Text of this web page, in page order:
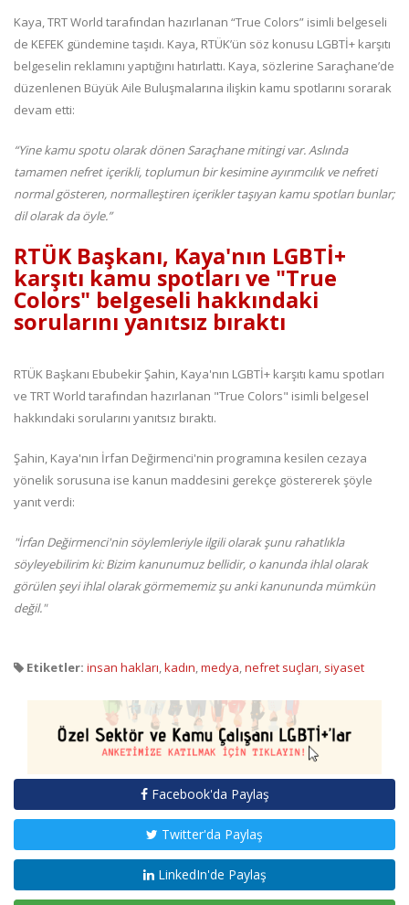
Kaya, TRT World tarafından hazırlanan “True Colors” isimli belgeseli
de KEFEK gündemine taşıdı. Kaya, RTÜK’ün söz konusu LGBTİ+ karşıtı
belgeselin reklamını yaptığını hatırlattı. Kaya, sözlerine Saraçhane’de
düzenlenen Büyük Aile Buluşmalarına ilişkin kamu spotlarını sorarak
devam etti:
“Yine kamu spotu olarak dönen Saraçhane mitingi var. Aslında
tamamen nefret içerikli, toplumun bir kesimine ayırımcılık ve nefreti
normal gösteren, normalleştiren içerikler taşıyan kamu spotları bunlar;
dil olarak da öyle.”
RTÜK Başkanı, Kaya'nın LGBTİ+
karşıtı kamu spotları ve "True
Colors" belgeseli hakkındaki
sorularını yanıtsız bıraktı
RTÜK Başkanı Ebubekir Şahin, Kaya'nın LGBTİ+ karşıtı kamu spotları
ve TRT World tarafından hazırlanan "True Colors" isimli belgesel
hakkındaki sorularını yanıtsız bıraktı.
Şahin, Kaya'nın İrfan Değirmenci'nin programına kesilen cezaya
yönelik sorusuna ise kanun maddesini gerekçe göstererek şöyle
yanıt verdi:
"İrfan Değirmenci'nin söylemleriyle ilgili olarak şunu rahatlıkla
söyleyebilirim ki: Bizim kanunumuz bellidir, o kanunda ihlal olarak
görülen şeyi ihlal olarak görmememiz şu anki kanununda mümkün
değil."
Etiketler: insan hakları,kadın,medya,nefret suçları, siyaset
Facebook'da Paylaş
Twitter'da Paylaş
LinkedIn'de Paylaş